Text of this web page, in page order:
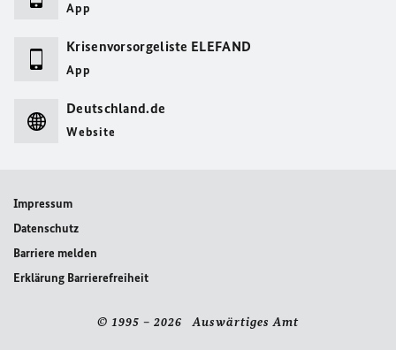
App
Krisenvorsorgeliste ELEFAND
App
Deutschland.de
Website
Impressum
Datenschutz
Barriere melden
Erklärung Barrierefreiheit
© 1995 – 2026 Auswärtiges Amt